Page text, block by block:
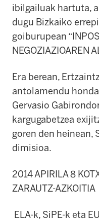
ibilgailuak hartuta,
dugu Bizkaiko
goiburupean
NEGOZIAZIOAREN
Era berean,
antolamendu
Gervasio
kargugabetzea
goren den heinean,
dimisioa.
2014 APIRILA 8
ZARAUTZ-AZKOITIA
ELA-k, SiPE-k eta